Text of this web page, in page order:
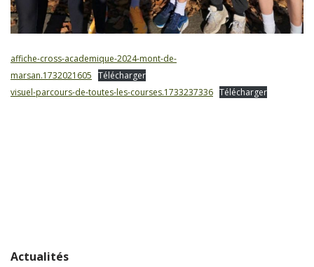
affiche-cross-academique-2024-mont-de-
marsan.1732021605 Télécharger
visuel-parcours-de-toutes-les-courses.1733237336 Télécharger
Actualités